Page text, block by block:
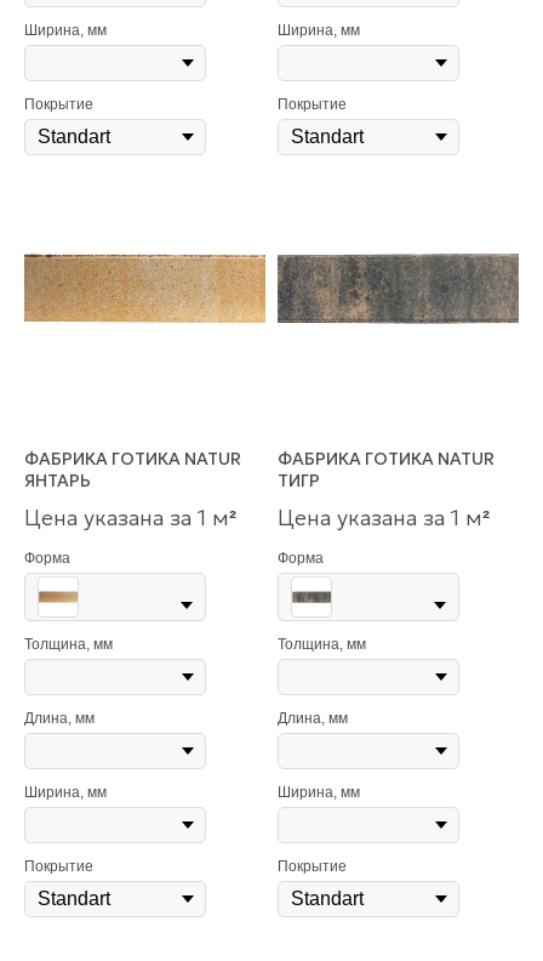
Ширина, мм
Покрытие
Ширина, мм
Покрытие
ФАБРИКА ГОТИКА NATUR
ЯНТАРЬ
Цена указана за 1 м²
Форма
Толщина, мм
Длина, мм
Ширина, мм
Покрытие
ФАБРИКА ГОТИКА NATUR
ТИГР
Цена указана за 1 м²
Форма
Толщина, мм
Длина, мм
Ширина, мм
Покрытие